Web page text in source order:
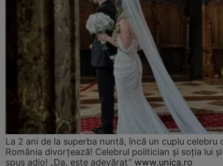
La 2 ani de la superba nuntă, încă un cuplu celebru
România divorțează! Celebrul politician și soția lui
spus adio! „Da, este adevărat” www.unica.ro